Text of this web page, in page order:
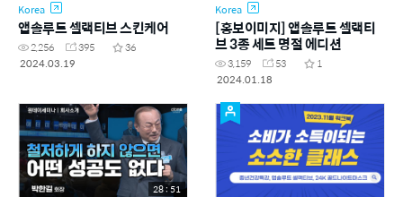
Korea
앱솔루트 셀랙티브 스킨케어
2,256 395
36
2024.03.19
Korea
[홍보이미지] 앱솔루트 셀랙티
브 3종 세트 명절 에디션
3,159 53
1
2024.01.18
28 : 51